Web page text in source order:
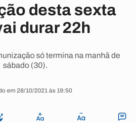
desta sexta
durar 22h
só termina na manhã de
sábado (30).
em 28/10/2021 às 19:50